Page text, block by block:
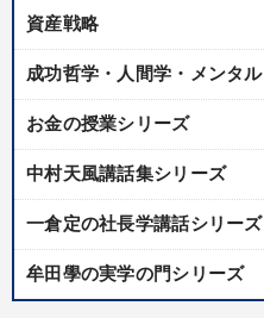
資産戦略
成功哲学・人間学・メンタル
お金の授業シリーズ
中村天風講話集シリーズ
一倉定の社長学講話シリーズ
牟田學の実学の門シリーズ